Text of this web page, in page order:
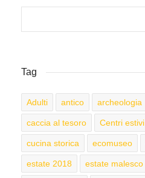
Tag
Adulti antico archeologia
caccia al tesoro Centri estivi
cucina storica ecomuseo
estate 2018 estate malesco